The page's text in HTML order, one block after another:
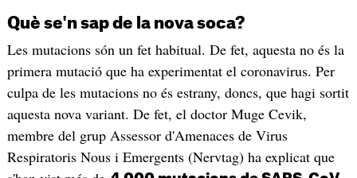
Què se'n sap de la nova soca?
Les mutacions són un fet habitual. De fet, aquesta no és la
primera mutació que ha experimentat el coronavirus. Per
culpa de les mutacions no és estrany, doncs, que hagi sortit
aquesta nova variant. De fet, el doctor Muge Cevik,
membre del grup Assessor d'Amenaces de Virus
Respiratoris Nous i Emergents (Nervtag) ha explicat que